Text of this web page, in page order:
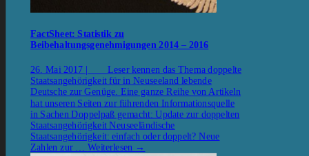
FactSheet: Statistik zu
Beibehaltungsgenehmigungen 2014 – 2016
26. Mai 2017 | Leser kennen das Thema doppelte
Staatsangehörigkeit für in Neuseeland lebende
Deutsche zur Genüge. Eine ganze Reihe von Artikeln
hat unseren Seiten zur führenden Informationsquelle
in Sachen Doppelpaß gemacht: Update zur doppelten
Staatsangehörigkeit Neuseeländische
Staatsangehörigkeit: einfach oder doppelt? Neue
Zahlen zur … Weiterlesen →